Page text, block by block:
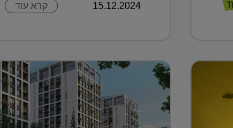
15.12.2024 קרא עוד